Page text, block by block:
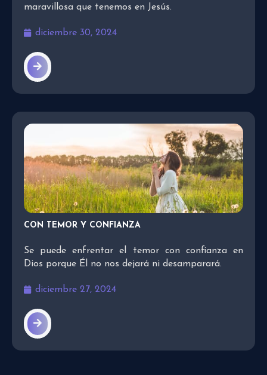
maravillosa que tenemos en Jesús.
diciembre 30, 2024
CON TEMOR Y CONFIANZA
Se puede enfrentar el temor con confianza en
Dios porque Él no nos dejará ni desamparará.
diciembre 27, 2024